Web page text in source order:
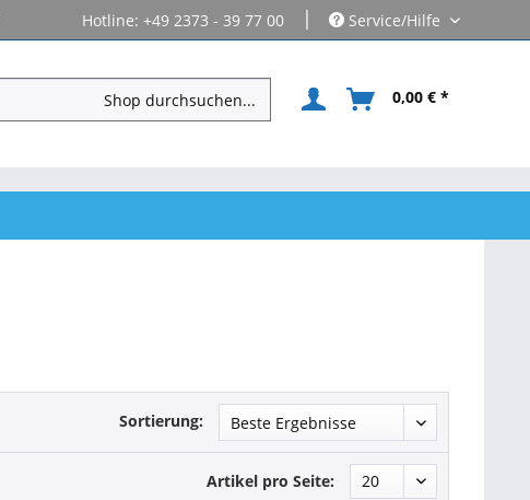
Hotline: +49 2373 - 39 77 00 | Service/Hilfe
0,00 € *
Sortierung:
Artikel pro Seite: